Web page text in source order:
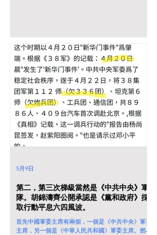
第二，第三次梯級當然是《中共中央》軍
隊。胡錦濤齊公開承認是《黨和政府》採
取行動平息六四風波。
首先中國軍委主席有兩個，一個是《中共中央》軍委
主席，另一個是《中華人民共和國》軍委主席。鄧小
5月9日